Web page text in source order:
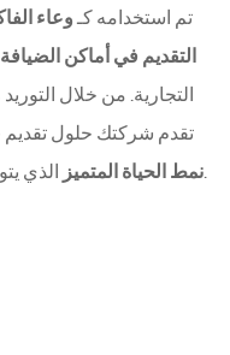
تم استخدامه كـ وعاء
التقديم في أماكن الضيافة
التجارية. من خلال
تقدم شركتك حلول
نمط الحياة المتميز